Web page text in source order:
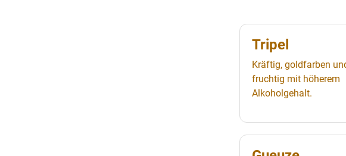
Tripel
Kräftig, goldfarben
fruchtig mit höherem
Alkoholgehalt.